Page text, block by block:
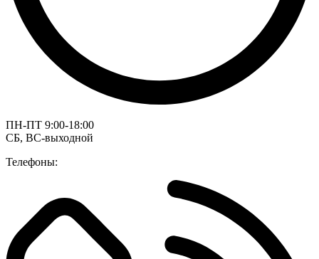
ПН-ПТ 9:00-18:00
СБ, ВС-выходной
Телефоны: